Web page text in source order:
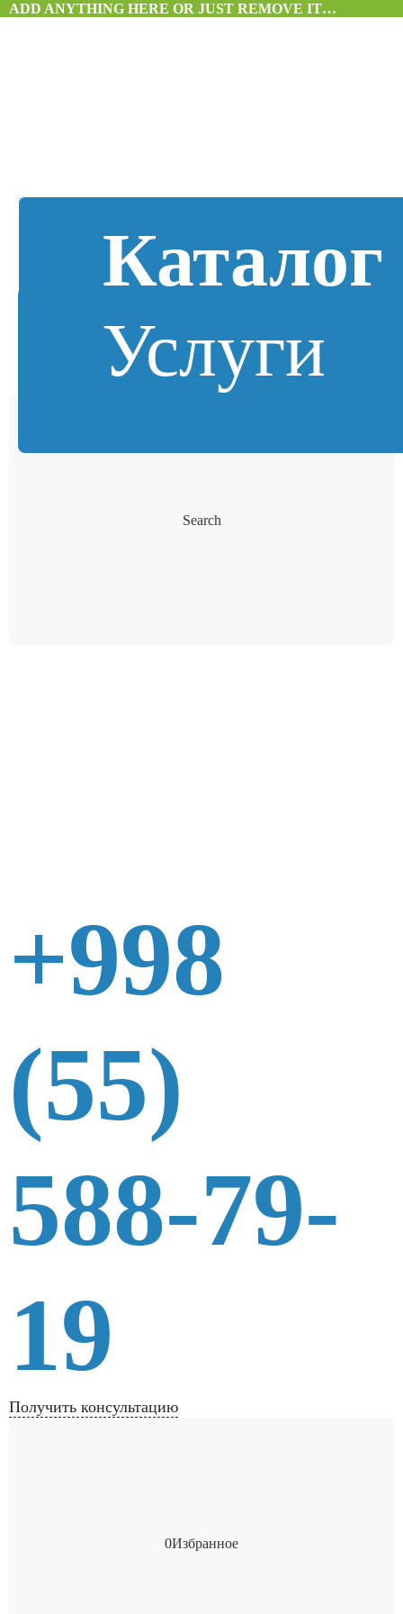
ADD ANYTHING HERE OR JUST REMOVE IT…
Каталог
Услуги
Search
+998
(55)
588-79-
19
Получить консультацию
0Избранное